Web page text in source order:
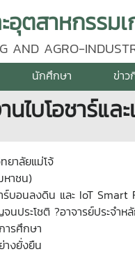
ตสาหกรรม
AND AGRO-
นักศึกษา ข่าว
บโอชาร์และ
ยาลัยแม่โจ้
าชน)
ร์บอนลงดิน และ IoT
ระโชติ ?อาจารย์ประจำห
ารศึกษา
างยั่งยืน